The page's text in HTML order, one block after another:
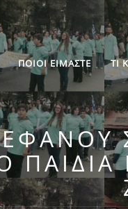
ΠΟΙΟΙ ΕΙΜΑΣΤΕ ΤΙ